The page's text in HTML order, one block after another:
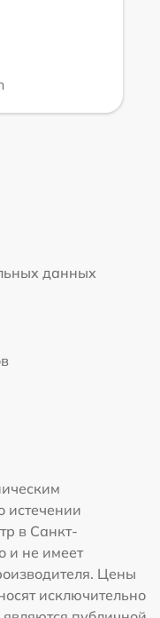
данных
истечении
в Санкт-
и не имеет
Цены
исключительно